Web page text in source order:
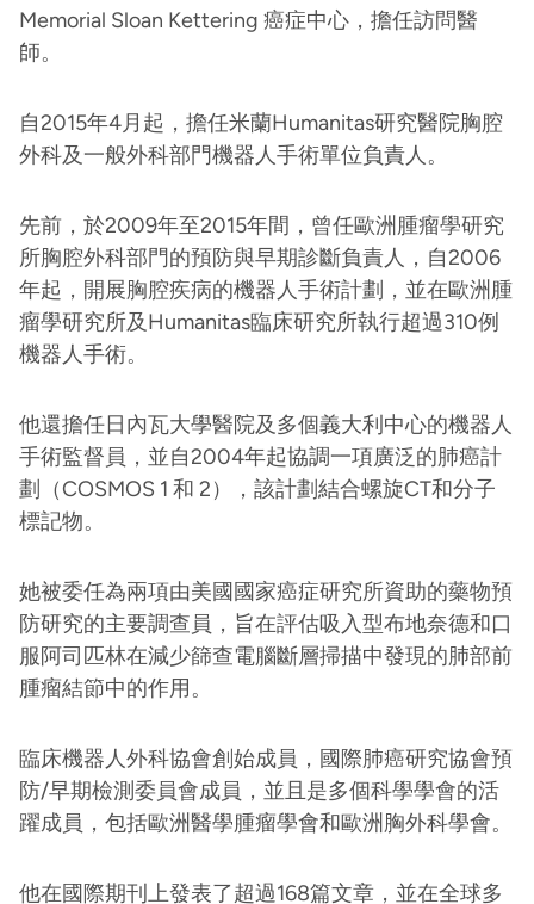
Memorial Sloan Kettering 癌症中心，擔任訪問醫
師。
自2015年4月起，擔任米蘭Humanitas研究醫院胸腔
外科及一般外科部門機器人手術單位負責人。
先前，於2009年至2015年間，曾任歐洲腫瘤學研究
所胸腔外科部門的預防與早期診斷負責人，自2006
年起，開展胸腔疾病的機器人手術計劃，並在歐洲腫
瘤學研究所及Humanitas臨床研究所執行超過310例
機器人手術。
他還擔任日內瓦大學醫院及多個義大利中心的機器人
手術監督員，並自2004年起協調一項廣泛的肺癌計
劃（COSMOS 1 和 2），該計劃結合螺旋CT和分子
標記物。
她被委任為兩項由美國國家癌症研究所資助的藥物預
防研究的主要調查員，旨在評估吸入型布地奈德和口
服阿司匹林在減少篩查電腦斷層掃描中發現的肺部前
腫瘤結節中的作用。
臨床機器人外科協會創始成員，國際肺癌研究協會預
防/早期檢測委員會成員，並且是多個科學學會的活
躍成員，包括歐洲醫學腫瘤學會和歐洲胸外科學會。
他在國際期刊上發表了超過168篇文章，並在全球多